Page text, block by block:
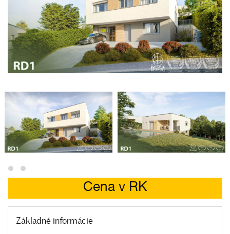
Cena v RK
Základné informácie